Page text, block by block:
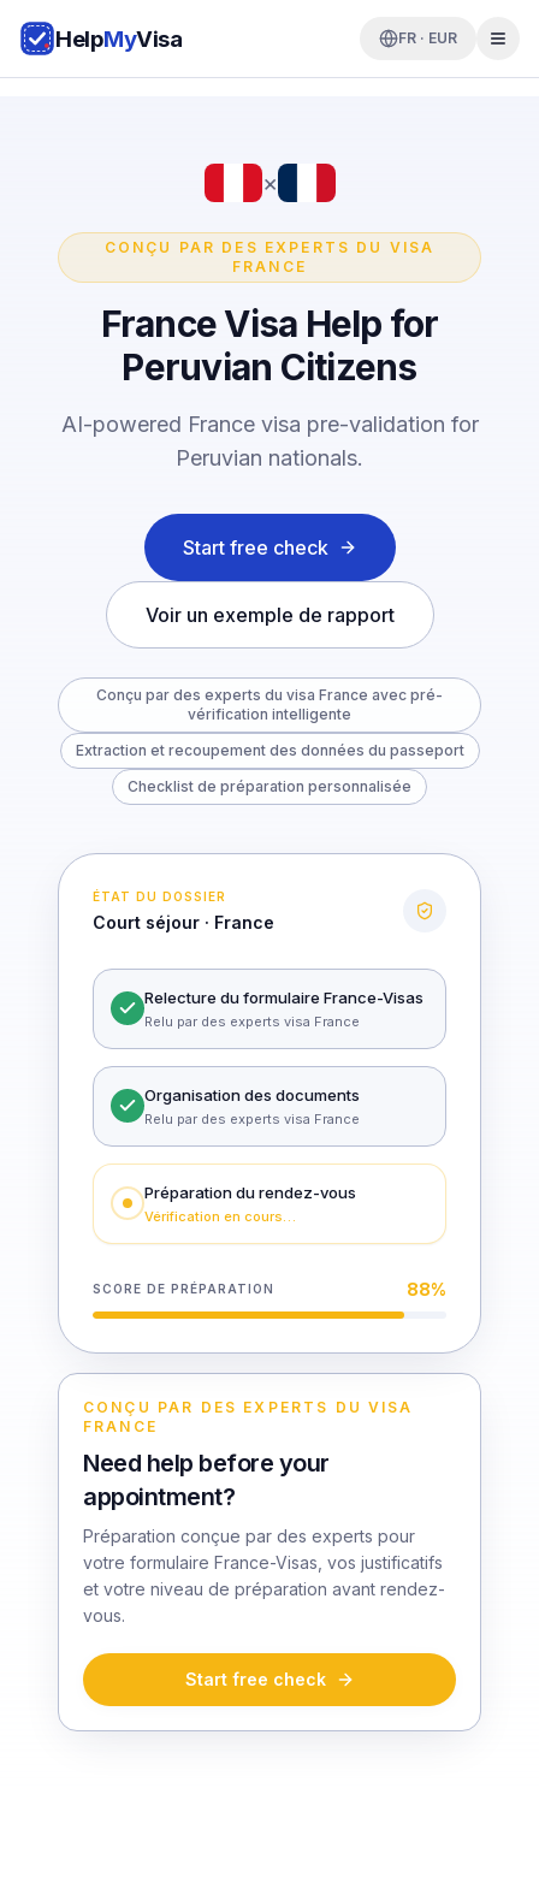
HelpMyVisa FR · EUR
×
CONÇU PAR DES EXPERTS DU VISA
FRANCE
France Visa Help for
Peruvian Citizens
AI-powered France visa pre-validation for
Peruvian nationals.
Start free check
Voir un exemple de rapport
Conçu par des experts du visa France avec pré-
vérification intelligente
Extraction et recoupement des données du passeport
Checklist de préparation personnalisée
ÉTAT DU DOSSIER
Court séjour · France
Relecture du formulaire France-Visas
Relu par des experts visa France
Organisation des documents
Relu par des experts visa France
Préparation du rendez-vous
Vérification en cours…
SCORE DE PRÉPARATION 88%
CONÇU PAR DES EXPERTS DU VISA
FRANCE
Need help before your
appointment?
Préparation conçue par des experts pour
votre formulaire France-Visas, vos justificatifs
et votre niveau de préparation avant rendez-
vous.
Start free check